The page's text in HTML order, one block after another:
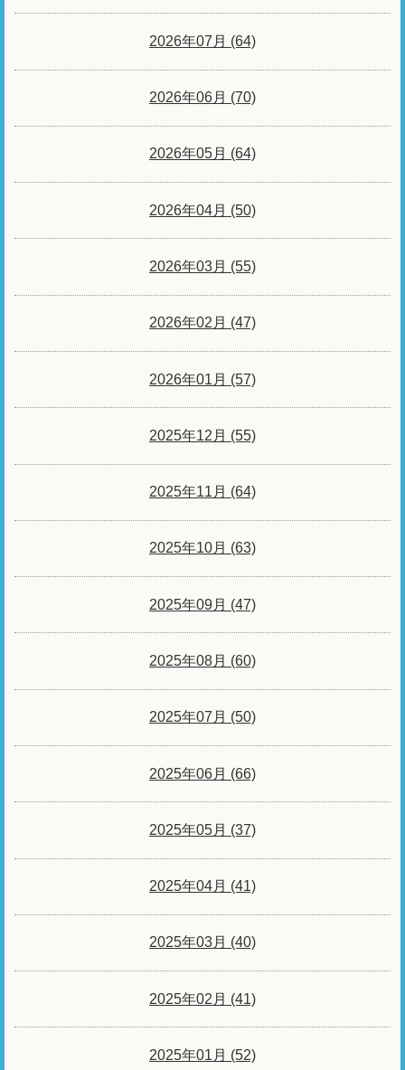
2026年07月 (64)
2026年06月 (70)
2026年05月 (64)
2026年04月 (50)
2026年03月 (55)
2026年02月 (47)
2026年01月 (57)
2025年12月 (55)
2025年11月 (64)
2025年10月 (63)
2025年09月 (47)
2025年08月 (60)
2025年07月 (50)
2025年06月 (66)
2025年05月 (37)
2025年04月 (41)
2025年03月 (40)
2025年02月 (41)
2025年01月 (52)